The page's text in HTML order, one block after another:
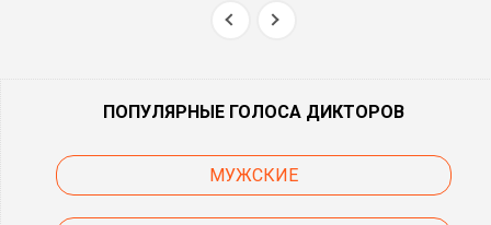
ПОПУЛЯРНЫЕ ГОЛОСА ДИКТОРОВ
МУЖСКИЕ